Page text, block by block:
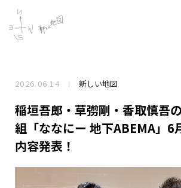
NEWS
SCHEDULE
草彅 剛 香取 慎吾
2026.06.14 新しい地図
稲垣吾郎・草彅剛・香取慎吾
組「ななにー 地下ABEMA」6
内容発表！